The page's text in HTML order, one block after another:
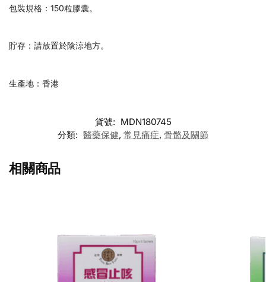
包裝規格：150粒膠囊。
貯存：請放置於陰涼地方。
生產地：香港
貨號: MDN180745
分類: 醫藥保健, 常見痛症, 骨骼及關節
相關商品